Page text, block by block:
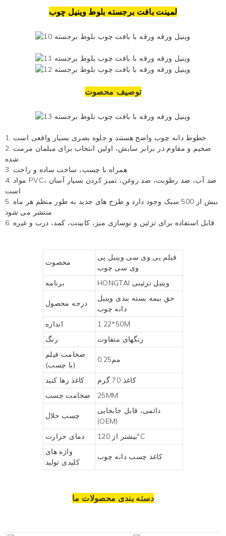
لمینت بافت برجسته بلوطوینیل چوب
توصیف محصوت
1. خطوط دانه چوب واضح هستند و جلوه بصری بسیار واقعی است.
2. ضخیم و مقاوم در برابر سایش، اولین انتخاب برای مبلمان مرمت
شده.
3. همراه با چسب، ساخت ساده و راحت
4. مواد PVC، ضد آب، ضد رطوبت، ضد روغن، تمیز کردن بسیار آسان
است
5. بیش از 500 سبک وجود دارد و طرح های جدید به طور منظم هر ماه
منتشر می شود
6. قابل استفاده برای تزئین و نوسازی میز، کابینت، کمد، درب و غیره.
محصوت
فیلم پی وی سی وینیل پی
وی سی چوب
برنامه
HONGTAI وینیل تزئینی
درجه محصول
حق بیمه بسته بندی وینیل
دانه چوب
اندازه
1.22*50M
رنگ
رنگهای متفاوت
ضخامت فیلم
(با چسب)
مم0.25
کاغذ رها کنید
کاغذ 70 گرم
ضخامت چسب
25MM
چسب حلال
دائمی، قابل جابجایی
(OEM)
دمای حرارت
بیشتر از 120°C
واژه های
کلیدی تولید
کاغذ چسب دانه چوب
دسته بندی محصولات ما